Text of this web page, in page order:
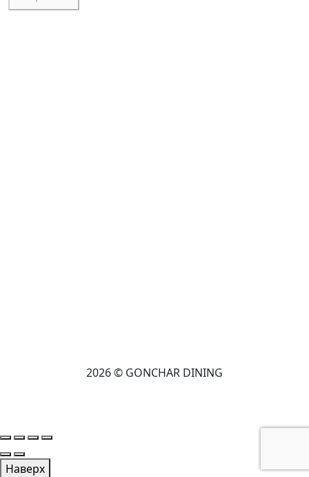
2026 © GONCHAR DINING
Наверх